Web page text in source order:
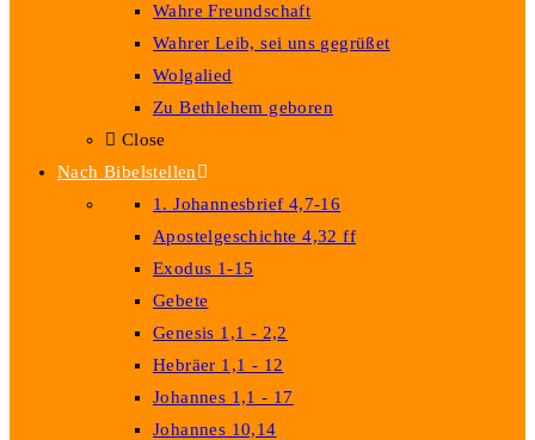
Wahre Freundschaft
Wahrer Leib, sei uns gegrüßet
Wolgalied
Zu Bethlehem geboren
Close
Nach Bibelstellen
1. Johannesbrief 4,7-16
Apostelgeschichte 4,32 ff
Exodus 1-15
Gebete
Genesis 1,1 - 2,2
Hebräer 1,1 - 12
Johannes 1,1 - 17
Johannes 10,14